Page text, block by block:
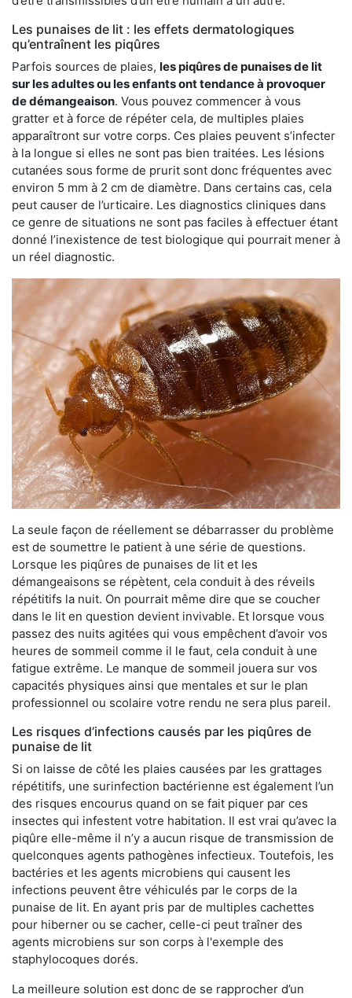
Les punaises de lit : les effets dermatologiques
qu’entraînent les piqûres
Parfois sources de plaies, les piqûres de punaises de lit
sur les adultes ou les enfants ont tendance à provoquer
de démangeaison. Vous pouvez commencer à vous
gratter et à force de répéter cela, de multiples plaies
apparaîtront sur votre corps. Ces plaies peuvent s’infecter
à la longue si elles ne sont pas bien traitées. Les lésions
cutanées sous forme de prurit sont donc fréquentes avec
environ 5 mm à 2 cm de diamètre. Dans certains cas, cela
peut causer de l’urticaire. Les diagnostics cliniques dans
ce genre de situations ne sont pas faciles à effectuer étant
donné l’inexistence de test biologique qui pourrait mener à
un réel diagnostic.
La seule façon de réellement se débarrasser du problème
est de soumettre le patient à une série de questions.
Lorsque les piqûres de punaises de lit et les
démangeaisons se répètent, cela conduit à des réveils
répétitifs la nuit. On pourrait même dire que se coucher
dans le lit en question devient invivable. Et lorsque vous
passez des nuits agitées qui vous empêchent d’avoir vos
heures de sommeil comme il le faut, cela conduit à une
fatigue extrême. Le manque de sommeil jouera sur vos
capacités physiques ainsi que mentales et sur le plan
professionnel ou scolaire votre rendu ne sera plus pareil.
Les risques d’infections causés par les piqûres de
punaise de lit
Si on laisse de côté les plaies causées par les grattages
répétitifs, une surinfection bactérienne est également l’un
des risques encourus quand on se fait piquer par ces
insectes qui infestent votre habitation. Il est vrai qu’avec la
piqûre elle-même il n’y a aucun risque de transmission de
quelconques agents pathogènes infectieux. Toutefois, les
bactéries et les agents microbiens qui causent les
infections peuvent être véhiculés par le corps de la
punaise de lit. En ayant pris par de multiples cachettes
pour hiberner ou se cacher, celle-ci peut traîner des
agents microbiens sur son corps à l'exemple des
staphylocoques dorés.
La meilleure solution est donc de se rapprocher d’un